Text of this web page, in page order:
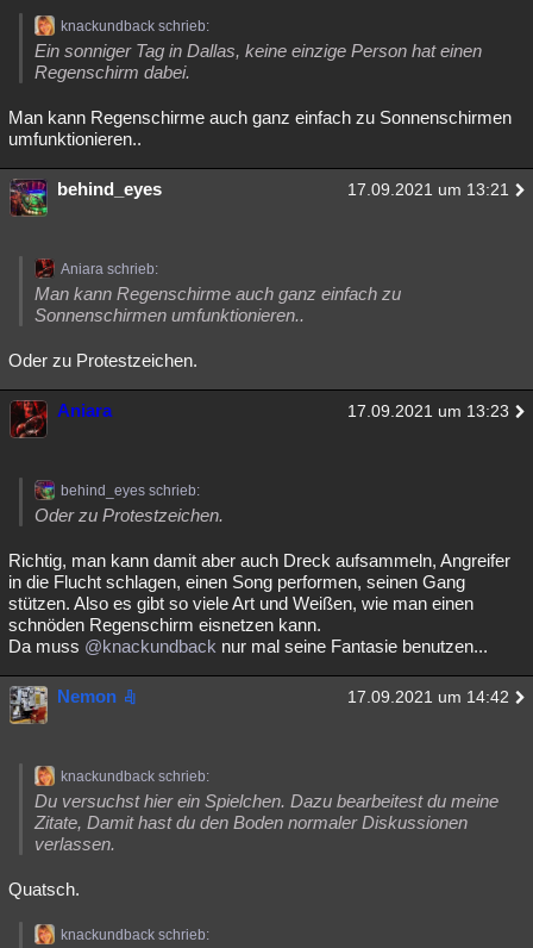
knackundback schrieb:
Ein sonniger Tag in Dallas, keine einzige Person hat einen
Regenschirm dabei.
Man kann Regenschirme auch ganz einfach zu Sonnenschirmen
umfunktionieren..
behind_eyes 17.09.2021 um 13:21
Aniara schrieb:
Man kann Regenschirme auch ganz einfach zu
Sonnenschirmen umfunktionieren..
Oder zu Protestzeichen.
Aniara 17.09.2021 um 13:23
behind_eyes schrieb:
Oder zu Protestzeichen.
Richtig, man kann damit aber auch Dreck aufsammeln, Angreifer
in die Flucht schlagen, einen Song performen, seinen Gang
stützen. Also es gibt so viele Art und Weißen, wie man einen
schnöden Regenschirm eisnetzen kann.
Da muss @knackundback nur mal seine Fantasie benutzen...
Nemon 17.09.2021 um 14:42
knackundback schrieb:
Du versuchst hier ein Spielchen. Dazu bearbeitest du meine
Zitate, Damit hast du den Boden normaler Diskussionen
verlassen.
Quatsch.
knackundback schrieb: